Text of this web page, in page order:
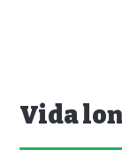
Vida